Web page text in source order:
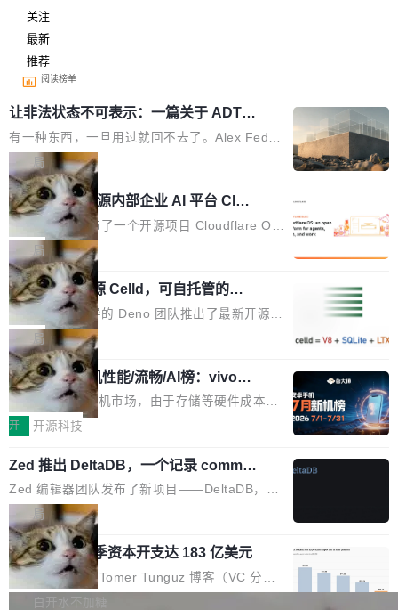
关注
最新
推荐
阅读榜单
让非法状态不可表示：一篇关于 ADT
的帖子在 Reddit 火了
有一种东西，一旦用过就回不去了。Alex Fedos
eev 管它叫"软件设计的基石"。 他说的东西不新
鲜——代数数据类型（ADT），尤其是和类型
（sum type）。但他说清楚了一件事：这不是类
型系统的学术体操，是日常编码的思维方式。 文
章从一个简单的例子切入。一个网站的深色主题
设置，如果用布尔值 + 可空字段来表示——bool
ean 表示是否可切换，nullable 的默认模式、浅
色方案、深色方案——会产生大量无意义的组
合。方案缺了、配置冲突了、全 null 了。要知道
哪些组合有效，作者说，你得靠"文档、校验、或
者部落知识"。 换个写法。Rust 的 enum，两个
变体：Switchable...
局
Cloudflare 开源内部企业 AI 平台 Clou
dflare OS
Cloudflare 发布了一个开源项目 Cloudflare O
S。如果你只看官方博客，你会觉得这是又一
个"AI 知识库 + 聊天机器人"——每个大厂都在
做，没什么新鲜的。 但 Kenton Varda 在 Twitte
r 上把事情说清楚了： 今天我们发布了 Cloudfla
re OS，一个带连接器的聊天机器人，跟其他所
有科技公司做的一样。只不过，实际上它不一
样。这是 Sandstorm.io 的重制版，我十年前的
那个创业公司。不同的是，这次它构建在 Cloudf
lare Workers 上——我花了九年时间搭建的平台
——并且深度集成了 AI。这基本上是我十年秘密
计划的顶峰。 十年前，Ken...
局
Deno 团队开源 Celld，可自托管的分
布式 Durable Objects
Ryan Dahl 领导的 Deno 团队推出了最新开源项
目 Celld，一个能在自己机器上运行 Cloudflare
Workers 和 Durable Objects 的守护进程。 设
计思路很直接：每个对象是一个独立的 SQLite
数据库，按名称寻址，复制到你自己的 S3 兼容
存储库里。节点之间只通过这个存储库协调——
个小型数据库，应用天然按分片构建，单个数据
库的竞争和爆炸半径问题在设计层面就被消除
了。 闲置的 cell 会休眠到几乎不占资源。当 cel
l 迁移或唤醒时，新宿主从 S3 恢复 SQLite 数据
库继续执行。存储库是持久化的唯一真相...
局
鲁大师7月新机性能/流畅/AI榜：vivo夺
性能、流畅双第一，三星Galaxy Z系列
新折叠缺席
2026年7月的手机市场，由于存储等硬件成本暴
增，手机厂商的日子也不好过啊，新机速度明显
高价的三星折叠（三星Galaxy Z Fold8 Ultra / Z
Fold8 / Z Flip8）外，其余要么是中低端机器，
例如iQOO Z11i、REDMI Note 17、REDMI No
te 17 Pro、OPPO K15，要么是vivo X300 E这
样的次旗舰。 Galaxy Z Fold8 Ultra / Z Fold8 /
Z Flip8三款折叠屏新机均在7月22日发布，且全
部搭载骁龙8 Elite Gen5 for Galaxy，它们本该
开 开源科技
Zed 推出 DeltaDB，一个记录 commit
之间所有操作的版本控制系统
Zed 编辑器团队发布了新项目——DeltaDB，一
个在 git commit 之间记录每一次编辑操作的版
本控制系统。目前处于 Early Access 阶段。 De
ltaDB 的核心思路直接写在 landing page 最显
眼的位置：「Software is made between com
mits」——软件是在 commit 之间写出来的。git
局
SpaceXAI 单季资本开支达 183 亿美元
根据风险投资人Tomer Tunguz 博客（VC 分
析）披露的最新分析与第二季度业绩报告，Spac
白开水不加糖